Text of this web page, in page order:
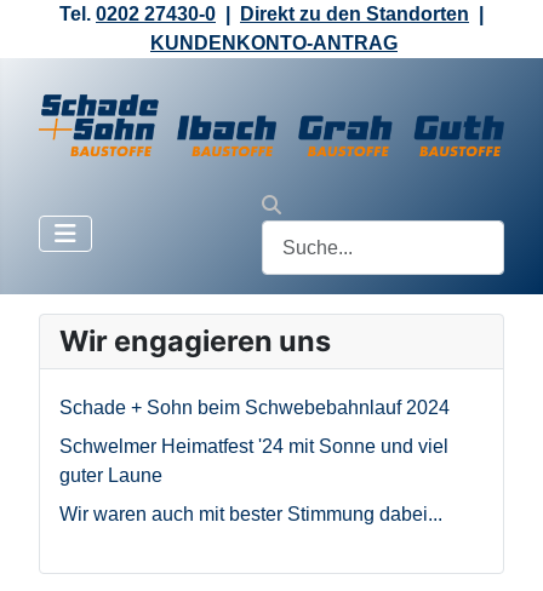
Tel. 0202 27430-0 Direkt zu den Standorten
KUNDENKONTO-ANTRAG
Wir engagieren uns
Schade + Sohn beim Schwebebahnlauf 2024
Schwelmer Heimatfest '24 mit Sonne und viel
guter Laune
Wir waren auch mit bester Stimmung dabei...